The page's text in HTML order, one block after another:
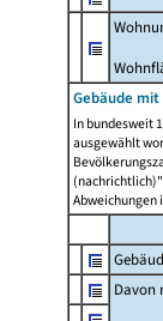
Gebäude
In bundesweit
ausgewählt
Abweichungen
Davon